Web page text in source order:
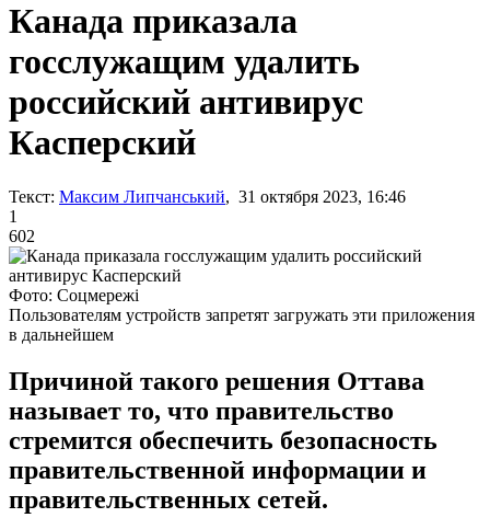
Канада приказала
госслужащим удалить
российский антивирус
Касперский
Текст: Максим Липчанський, 31 октября 2023, 16:46
1
602
Фото: Соцмережі
Пользователям устройств запретят загружать эти приложения
в дальнейшем
Причиной такого решения Оттава
называет то, что правительство
стремится обеспечить безопасность
правительственной информации и
правительственных сетей.